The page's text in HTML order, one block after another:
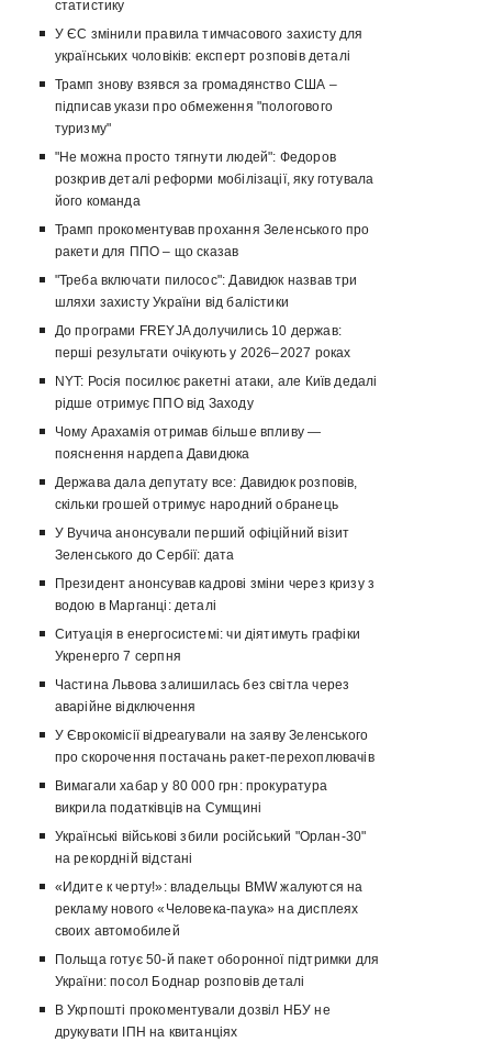
статистику
У ЄС змінили правила тимчасового захисту для
українських чоловіків: експерт розповів деталі
Трамп знову взявся за громадянство США –
підписав укази про обмеження "пологового
туризму"
"Не можна просто тягнути людей": Федоров
розкрив деталі реформи мобілізації, яку готувала
його команда
Трамп прокоментував прохання Зеленського про
ракети для ППО – що сказав
"Треба включати пилосос": Давидюк назвав три
шляхи захисту України від балістики
До програми FREYJA долучились 10 держав:
перші результати очікують у 2026–2027 роках
NYT: Росія посилює ракетні атаки, але Київ дедалі
рідше отримує ППО від Заходу
Чому Арахамія отримав більше впливу —
пояснення нардепа Давидюка
Держава дала депутату все: Давидюк розповів,
скільки грошей отримує народний обранець
У Вучича анонсували перший офіційний візит
Зеленського до Сербії: дата
Президент анонсував кадрові зміни через кризу з
водою в Марганці: деталі
Ситуація в енергосистемі: чи діятимуть графіки
Укренерго 7 серпня
Частина Львова залишилась без світла через
аварійне відключення
У Єврокомісії відреагували на заяву Зеленського
про скорочення постачань ракет-перехоплювачів
Вимагали хабар у 80 000 грн: прокуратура
викрила податківців на Сумщині
Українські військові збили російський "Орлан-30"
на рекордній відстані
«Идите к черту!»: владельцы BMW жалуются на
рекламу нового «Человека-паука» на дисплеях
своих автомобилей
Польща готує 50-й пакет оборонної підтримки для
України: посол Боднар розповів деталі
В Укрпошті прокоментували дозвіл НБУ не
друкувати ІПН на квитанціях